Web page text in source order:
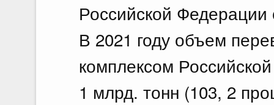
Российской
В 2021 году объем
комплексом
1 млрд. тонн (103, 2